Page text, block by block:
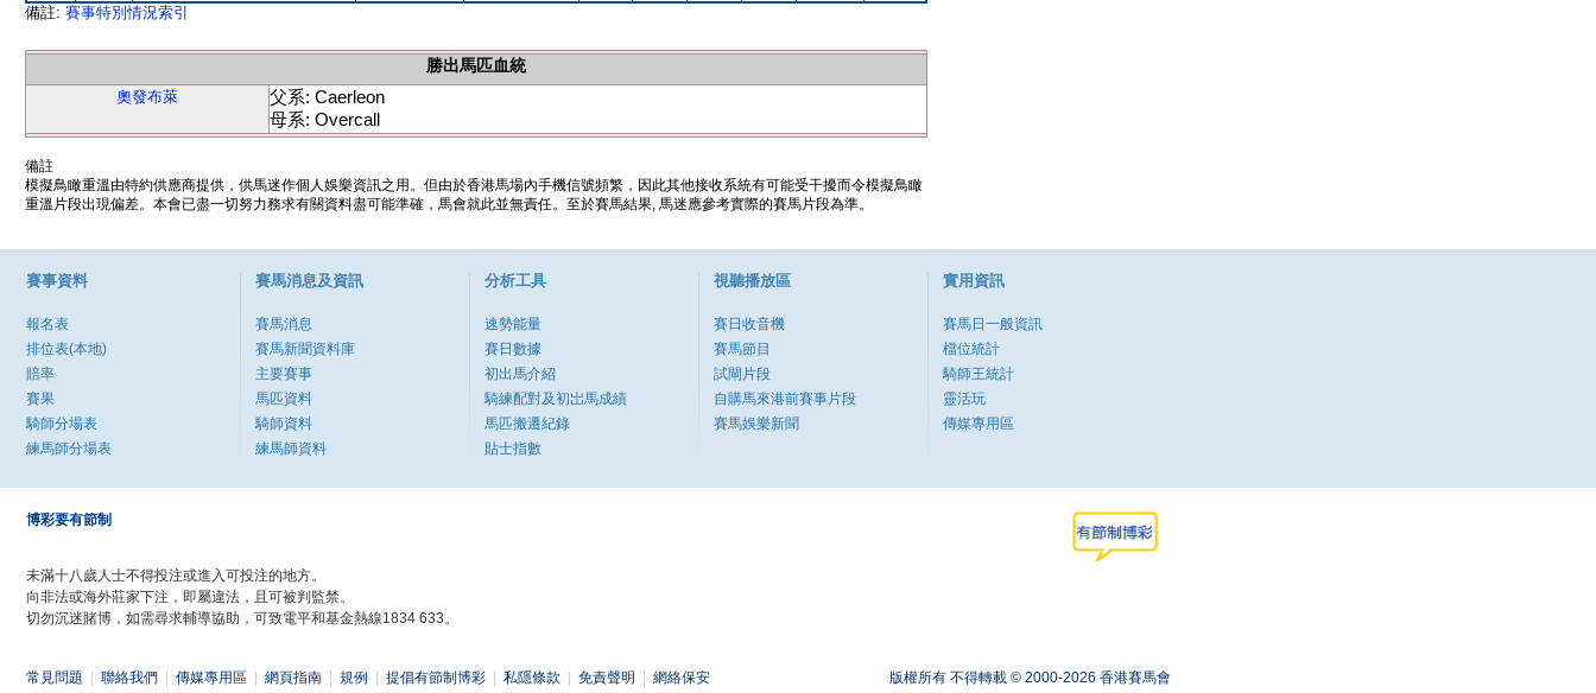
備註: 賽事特別情況索引
勝出馬匹血統
奧發布萊
父系: Caerleon
母系: Overcall
備註
模擬鳥瞰重溫由特約供應商提供，供馬迷作個人娛樂資訊之用。但由於香港馬場內手機信號頻繁，因此其他接收系統有可能受干擾而令模擬鳥瞰
重溫片段出現偏差。本會已盡一切努力務求有關資料盡可能準確，馬會就此並無責任。至於賽馬結果, 馬迷應參考實際的賽馬片段為準。
賽事資料
報名表
排位表(本地)
賠率
賽果
騎師分場表
練馬師分場表
賽馬消息及資訊
賽馬消息
賽馬新聞資料庫
主要賽事
馬匹資料
騎師資料
練馬師資料
分析工具
速勢能量
賽日數據
初出馬介紹
騎練配對及初岀馬成績
馬匹搬遷紀錄
貼士指數
視聽播放區
賽日收音機
賽馬節目
試閘片段
自購馬來港前賽事片段
賽馬娛樂新聞
實用資訊
賽馬日一般資訊
檔位統計
騎師王統計
靈活玩
傳媒專用區
博彩要有節制
未滿十八歲人士不得投注或進入可投注的地方。
向非法或海外莊家下注，即屬違法，且可被判監禁。
切勿沉迷賭博，如需尋求輔導協助，可致電平和基金熱線1834 633。
常見問題 聯絡我們 傳媒專用區 網頁指南 規例 提倡有節制博彩 私隱條款 免責聲明 網絡保安 版權所有 不得轉載 © 2000-2026 香港賽馬會